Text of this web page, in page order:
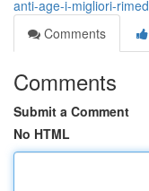
anti-age-i-migliori-
Comments
Comments
Submit a Comment
No HTML